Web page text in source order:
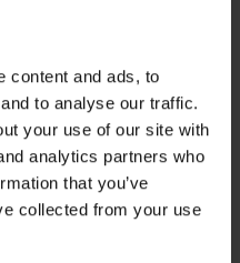
content and ads, to
to analyse our traffic.
your use of our site with
analytics partners who
that you’ve
collected from your use
kolekcję Festive
flaneli bawełnianej,
Wprost idealna
wieczory.